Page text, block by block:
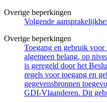
Overige beperkingen
Volgende
Overige beperkingen
Toegang en gebruik
algemeen belang, op
is geregeld door het
regels voor toegang en
gegevensbronnen
GDI-Vlaanderen. Dit